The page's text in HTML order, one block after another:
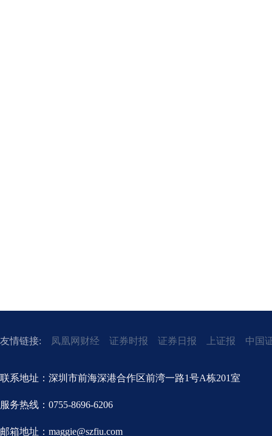
友情链接: 凤凰网财经 证券时报 证券日报 上证报 中国
联系地址：深圳市前海深港合作区前湾一路1号A栋201室
服务热线：0755-8696-6206
邮箱地址：maggie@szfiu.com